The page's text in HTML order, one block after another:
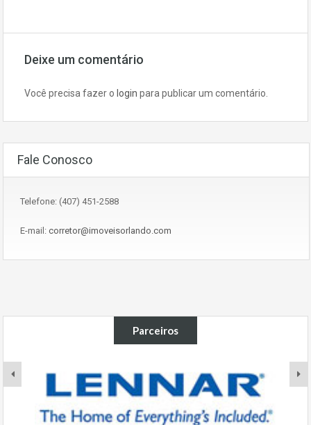
Deixe um comentário
Você precisa fazer o login para publicar um comentário.
Fale Conosco
Telefone: (407) 451-2588
E-mail: corretor@imoveisorlando.com
Parceiros